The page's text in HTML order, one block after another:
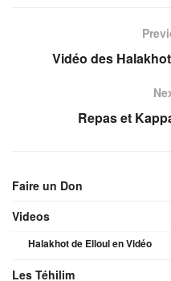
Vidéo des
Repas et
Faire un Don
Videos
Halakhot de Elloul en Vidéo
Les Téhilim